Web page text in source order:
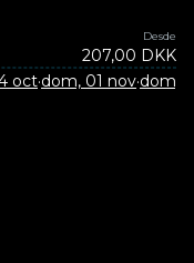
Desde
207,00 DKK
oct·dom, 01 nov·dom,